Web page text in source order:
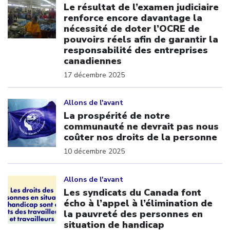
Le résultat de l’examen judiciaire
renforce encore davantage la
nécessité de doter l’OCRE de
pouvoirs réels afin de garantir la
responsabilité des entreprises
canadiennes
17 décembre 2025
Allons de l'avant
La prospérité de notre
communauté ne devrait pas nous
coûter nos droits de la personne
10 décembre 2025
Allons de l'avant
Les syndicats du Canada font
écho à l’appel à l’élimination de
la pauvreté des personnes en
situation de handicap